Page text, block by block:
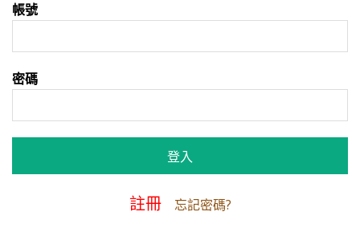
帳號
密碼
註冊 忘記密碼?